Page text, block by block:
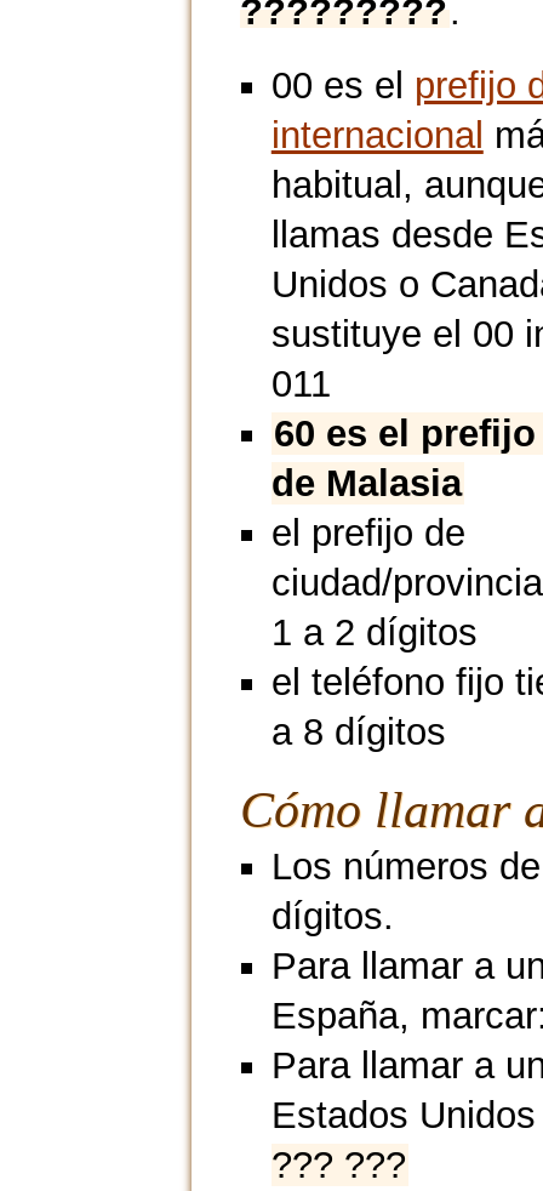
?????????.
00 es el prefijo
internacional
habitual,
llamas desde
Unidos o
sustituye el 00
011
60 es el
de Malasia
el prefijo de
ciudad/
1 a 2 dígitos
el teléfono fijo
a 8 dígitos
Cómo llamar
Los números
dígitos.
Para llamar a
España,
Para llamar a
Estados
??? ???